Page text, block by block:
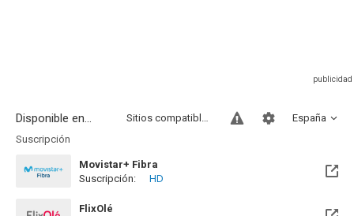
Disponible en... España
Sitios compatibles
Suscripción
Movistar+ Fibra
Disponible hasta el Vie, 01 Ene 2100 (Quedan 73 años)
Suscripción: HD
FlixOlé